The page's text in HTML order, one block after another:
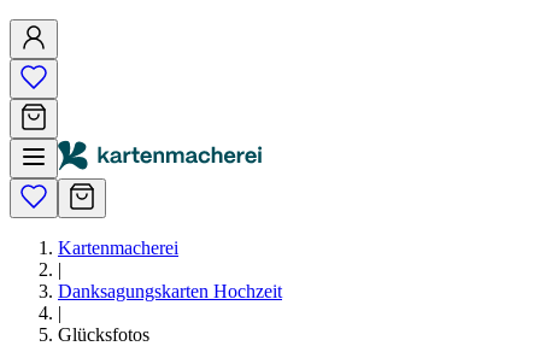
Kartenmacherei
|
Danksagungskarten Hochzeit
|
Glücksfotos